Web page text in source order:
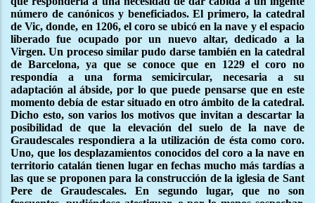
número de canónicos y beneficiados. El primero, la catedral
de Vic, donde, en 1206, el coro se ubicó en la nave y el espacio
liberado fue ocupado por un nuevo altar, dedicado a la
Virgen. Un proceso similar pudo darse también en la catedral
de Barcelona, ya que se conoce que en 1229 el coro no
respondía a una forma semicircular, necesaria a su
adaptación al ábside, por lo que puede pensarse que en este
momento debía de estar situado en otro ámbito de la catedral.
Dicho esto, son varios los motivos que invitan a descartar la
posibilidad de que la elevación del suelo de la nave de
Graudescales respondiera a la utilización de ésta como coro.
Uno, que los desplazamientos conocidos del coro a la nave en
territorio catalán tienen lugar en fechas mucho más tardías a
las que se proponen para la construcción de la iglesia de Sant
Pere de Graudescales. En segundo lugar, que no son